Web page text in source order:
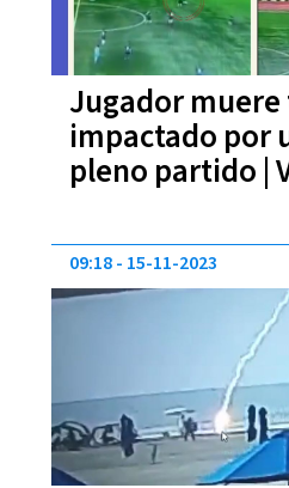
Jugador muere
impactado por
pleno partido |
09:18 15-11-2023